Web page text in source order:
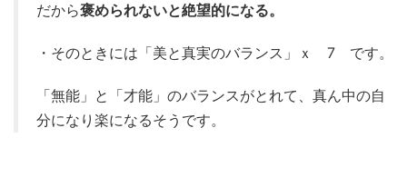
だから褒められないと絶望的になる。
・そのときには「美と真実のバランス」ｘ 7 です。
「無能」と「才能」のバランスがとれて、真ん中の自
分になり楽になるそうです。